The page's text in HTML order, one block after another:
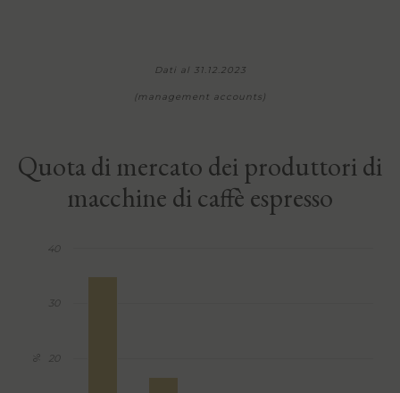
Dati al 31.12.2023
(management accounts)
Quota di mercato dei produttori di
macchine di caffè espresso
% 20
30
40